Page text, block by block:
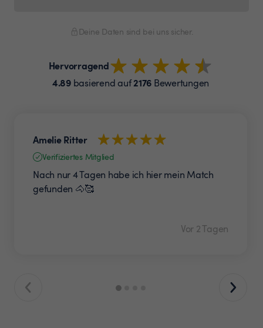
Deine Daten sind bei uns sicher.
Hervorragend
4.89basierend auf2176 Bewertungen
Amelie Ritter
Verifiziertes Mitglied
Nach nur 4 Tagen habe ich hier mein Match
gefunden 🐴🥰
Vor 2 Tagen